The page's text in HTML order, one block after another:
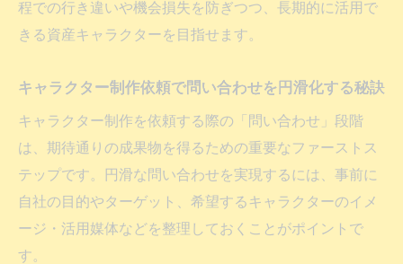
程での行き違いや機会損失を防ぎつつ、長期的に活用で
きる資産キャラクターを目指せます。
キャラクター制作依頼で問い合わせを円滑化する秘訣
キャラクター制作を依頼する際の「問い合わせ」段階
は、期待通りの成果物を得るための重要なファーストス
テップです。円滑な問い合わせを実現するには、事前に
自社の目的やターゲット、希望するキャラクターのイメ
ージ・活用媒体などを整理しておくことがポイントで
す。